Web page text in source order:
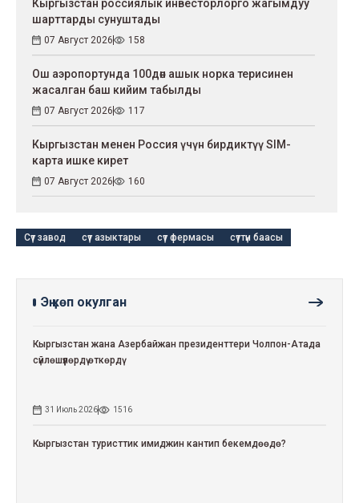
Кыргызстан россиялык инвесторлорго жагымдуу
шарттарды сунуштады
07 Август 2026 158
Ош аэропортунда 100дөн ашык норка терисинен
жасалган баш кийим табылды
07 Август 2026 117
Кыргызстан менен Россия үчүн бирдиктүү SIM-
карта ишке кирет
07 Август 2026 160
Сүт завод сүт азыктары сүт фермасы сүттүн баасы
Эң көп окулган
Кыргызстан жана Азербайжан президенттери Чолпон-Атада
сүйлөшүүлөрдү өткөрдү
31 Июль 2026 1516
Кыргызстан туристтик имиджин кантип бекемдөөдө?